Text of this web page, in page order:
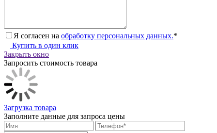
Я согласен на обработку персональных данных.*
Купить в один клик
Закрыть окно
Запросить стоимость товара
Загрузка товара
Заполните данные для запроса цены